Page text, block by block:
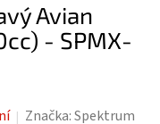
Avian
- SPMX-
Značka:Spektrum